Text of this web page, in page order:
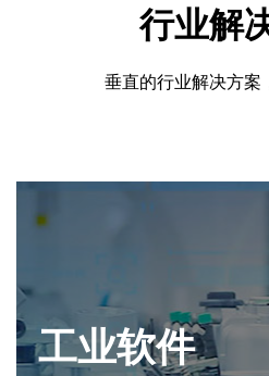
行业解
垂直的行业解决方案
工业软件